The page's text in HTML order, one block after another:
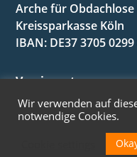
Arche für Obdachlose
Kreissparkasse Köln
IBAN: DE37 3705
Vereinssatzung
Mitgliedsantrag
Impressum
Wir verwenden auf
notwendige Cookies.